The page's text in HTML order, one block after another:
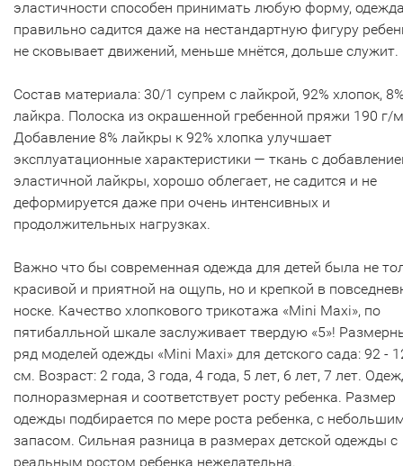
эластичности способен принимать любую форму,
правильно садится даже на нестандартную фигуру
не сковывает движений, меньше мнётся, дольше служит.
Состав материала: 30/1 супрем с лайкрой, 92% хлопок,
лайкра. Полоска из окрашенной гребенной пряжи 190 г/
Добавление 8% лайкры к 92% хлопка улучшает
эксплуатационные характеристики — ткань с
эластичной лайкры, хорошо облегает, не садится и не
деформируется даже при очень интенсивных и
продолжительных нагрузках.
Важно что бы современная одежда для детей была не
красивой и приятной на ощупь, но и крепкой в
носке. Качество хлопкового трикотажа «Mini Maxi», по
пятибалльной шкале заслуживает твердую «5»!
ряд моделей одежды «Mini Maxi» для детского сада: 92 -
см. Возраст: 2 года, 3 года, 4 года, 5 лет, 6 лет, 7 лет.
полноразмерная и соответствует росту ребенка. Размер
одежды подбирается по мере роста ребенка, с
запасом. Сильная разница в размерах детской одежды с
реальным ростом ребенка нежелательна.